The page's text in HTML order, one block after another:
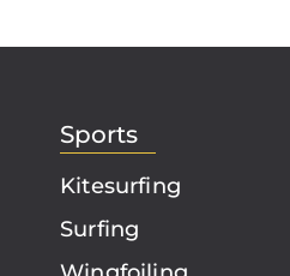
Sports
Kitesurfing
Surfing